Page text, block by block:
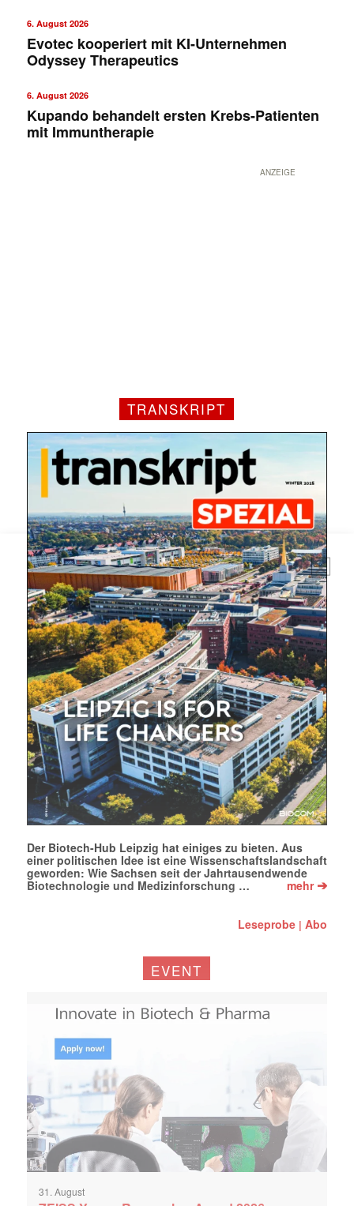
Mit dem |transkript-Newsletter
jede Woche aktuell informiert.
Mail
(erforderlich)
6. August 2026
Evotec kooperiert mit KI-Unternehmen
Odyssey Therapeutics
6. August 2026
Kupando behandelt ersten Krebs-Patienten
mit Immuntherapie
ANZEIGE
TRANSKRIPT
Der Biotech-Hub Leipzig hat einiges zu bieten. Aus
einer politischen Idee ist eine Wissenschaftslandschaft
geworden: Wie Sachsen seit der Jahrtausendwende
Biotechnologie und Medizinforschung …
mehr➔
Leseprobe |Abo
EVENT
31. August